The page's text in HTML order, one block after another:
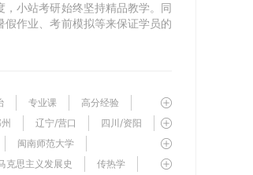
小站考研始终坚持精品教学。同
作业、考前模拟等来保证学员的
专业课
高分经验
辽宁/营口
四川/资阳
闽南师范大学
华中农业大学 南京审计大学
克思主义发展史 传热学